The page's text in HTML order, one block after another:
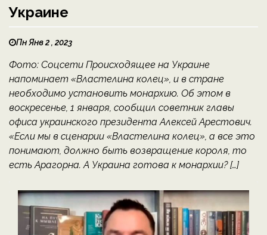
Украине
Пн Янв 2 , 2023
Фото: Соцсети Происходящее на Украине
напоминает «Властелина колец», и в стране
необходимо установить монархию. Об этом в
воскресенье, 1 января, сообщил советник главы
офиса украинского президента Алексей Арестович.
«Если мы в сценарии «Властелина колец», а все это
понимают, должно быть возвращение короля, то
есть Арагорна. А Украина готова к монархии? […]